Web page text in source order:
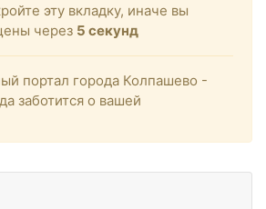
эту вкладку, иначе вы
через 5 секунд
портал города Колпашево -
заботится о вашей